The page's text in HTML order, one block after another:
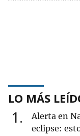
LO MÁS
1
Alerta en
eclipse: